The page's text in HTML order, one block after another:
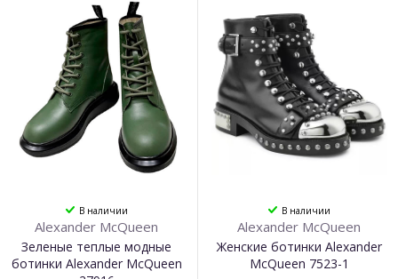
В наличии
Alexander McQueen
Зеленые теплые модные
ботинки Alexander McQueen
В наличии
Alexander McQueen
Женские ботинки Alexander
McQueen 7523-1